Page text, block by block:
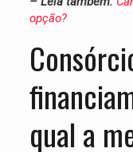
opção?
qual a